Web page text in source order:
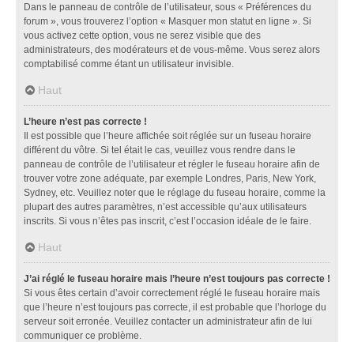
Dans le panneau de contrôle de l’utilisateur, sous « Préférences du
forum », vous trouverez l’option « Masquer mon statut en ligne ». Si
vous activez cette option, vous ne serez visible que des
administrateurs, des modérateurs et de vous-même. Vous serez alors
comptabilisé comme étant un utilisateur invisible.
Haut
L’heure n’est pas correcte !
Il est possible que l’heure affichée soit réglée sur un fuseau horaire
différent du vôtre. Si tel était le cas, veuillez vous rendre dans le
panneau de contrôle de l’utilisateur et régler le fuseau horaire afin de
trouver votre zone adéquate, par exemple Londres, Paris, New York,
Sydney, etc. Veuillez noter que le réglage du fuseau horaire, comme la
plupart des autres paramètres, n’est accessible qu’aux utilisateurs
inscrits. Si vous n’êtes pas inscrit, c’est l’occasion idéale de le faire.
Haut
J’ai réglé le fuseau horaire mais l’heure n’est toujours pas correcte !
Si vous êtes certain d’avoir correctement réglé le fuseau horaire mais
que l’heure n’est toujours pas correcte, il est probable que l’horloge du
serveur soit erronée. Veuillez contacter un administrateur afin de lui
communiquer ce problème.